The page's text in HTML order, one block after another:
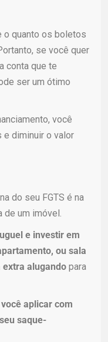
o quanto os boletos
se você quer
conta que te
ser um ótimo
você
e diminuir o valor
do seu FGTS é na
de um imóvel.
e investir em
ou sala
alugando para
aplicar com
saque-